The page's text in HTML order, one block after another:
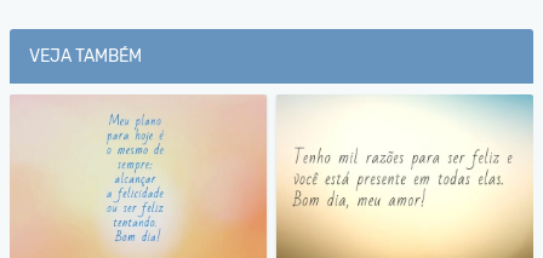
VEJA TAMBÉM